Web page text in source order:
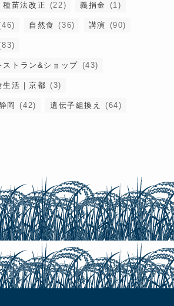
種苗法改正 (22) 義捐金 (1)
自然食 (36) 講演 (90)
ストラン&ショップ (43)
生活｜京都 (3)
岡 (42) 遺伝子組換え (64)